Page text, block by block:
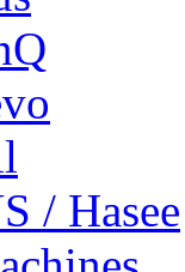
/ Hasee